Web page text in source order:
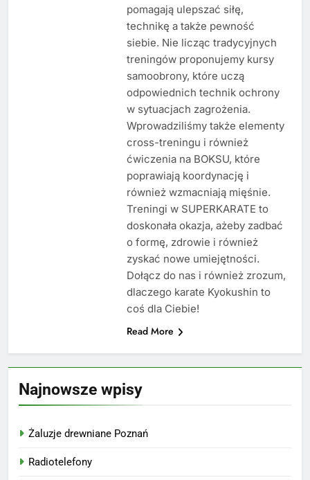
pomagają ulepszać siłę,
technikę a także pewność
siebie. Nie licząc tradycyjnych
treningów proponujemy kursy
samoobrony, które uczą
odpowiednich technik ochrony
w sytuacjach zagrożenia.
Wprowadziliśmy także elementy
cross-treningu i również
ćwiczenia na BOKSU, które
poprawiają koordynację i
również wzmacniają mięśnie.
Treningi w SUPERKARATE to
doskonała okazja, ażeby zadbać
o formę, zdrowie i również
zyskać nowe umiejętności.
Dołącz do nas i również zrozum,
dlaczego karate Kyokushin to
coś dla Ciebie!
Read More
Najnowsze wpisy
Żaluzje drewniane Poznań
Radiotelefony